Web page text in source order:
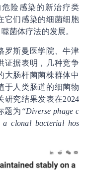
险感染的新治疗类
它们感染的细菌细胞
菌体疗法的发展。
罗斯曼医学院、牛津
证据表明，几种竞争
大肠杆菌菌株群体中
于人类肠道的细菌物
研究结果发表在2024
题为 “Diverse phage c
a clonal bacterial hos